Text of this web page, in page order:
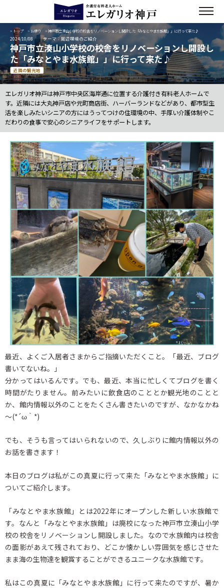
>トップ >お便り > 神戸市立湊山小学校の校舎をリノベーションし開設した「みなとやま水族館」」に行って来た♪
2024/10/08 テーマ：周辺環境のご紹介
神戸市立湊山小学校の校舎をリノベーションし開設し
た「みなとやま水族館」」に行って来た♪
近隣の観光地
エレガリオ神戸は神戸市中央区海岸通に位置する介護付き有料老人ホームで
す。近隣には大丸神戸店や元町商店街、ハーバーランドなどがあり、都市型生
活を楽しみたいシニアの方にはうってつけの住環境の中、手厚い介護体制やこ
だわりの食事で安心のシニアライフをサポートします。
最近、よくご入居者さまからご指摘いただくこと。「最近、ブログ
書いてないね。」
分かってはいるんです。でも、最近、本当に忙しくてブログを書く
時間がたりません。前みたいに飲食店のこととか観光地のことと
か、館内情報以外のことをたくさん書きたいのですが、なかなかね
～(*´ω｀*)
でも、そうも言ってはいられないので、久しぶりに館内情報以外の
お話を書きます！
本日のブログは私がこの真夏に行って来た「みなとやま水族館」に
ついてご紹介します。
「みなとやま水族館」とは2022年にオープンした新しい水族館で
す。なんと「みなとやま水族館」は廃校になった神戸市立湊山小学
校の校舎をリノベーションし開設しました。なので水族館内は校舎
の面影があえて残されており、どこか懐かしい雰囲気を感じさせた
まま海の生物達を観賞することができるユニークな水族館です。
私はこの真夏に「みなとやま水族館」に行って来たのですが、暑か